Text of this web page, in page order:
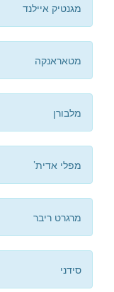
מגנטיק איילנד
מטאראנקה
מלבורן
מפלי אדית’
מרגרט ריבר
סידני